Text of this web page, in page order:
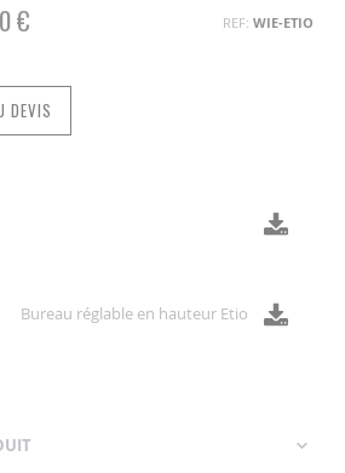
€ REF WIE-ETIO
DEVIS
Bureau réglable en hauteur Etio